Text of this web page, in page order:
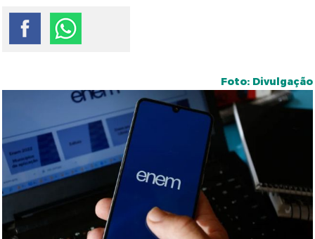
Foto: Divulgação